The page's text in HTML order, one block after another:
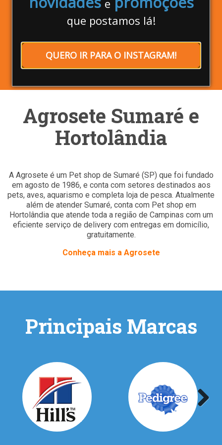
e
que postamos lá!
QUERO IR PARA O INSTAGRAM!
Disk Ração Sumaré e Hortolândia:
(19) 9 7402-0790
balcão!
Entrega grátispara a região deSumaré e
Hortolândiaacima de R$100,00
Agrosete Sumaré e
Hortolândia
A Agrosete é um Pet shop de Sumaré (SP) que foi fundado
em agosto de 1986, e conta com setores destinados aos
pets, aves, aquarismo e completa loja de pesca. Atualmente
além de atender Sumaré, conta com Pet shop em
Hortolândia que atende toda a região de Campinas com um
eficiente serviço de delivery com entregas em domicílio,
gratuitamente.
Conheça mais a Agrosete
Principais Marcas
Previous